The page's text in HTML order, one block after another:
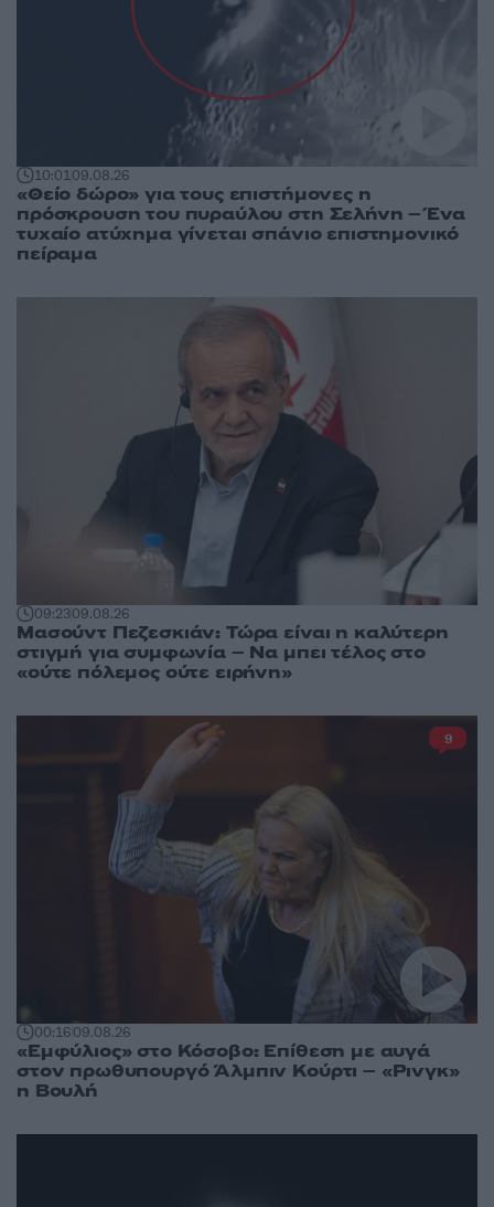
10:0109.08.26
«Θείο δώρο» για τους επιστήμονες η
πρόσκρουση του πυραύλου στη Σελήνη – Ένα
τυχαίο ατύχημα γίνεται σπάνιο επιστημονικό
πείραμα
09:2309.08.26
Μασούντ Πεζεσκιάν: Τώρα είναι η καλύτερη
στιγμή για συμφωνία – Να μπει τέλος στο
«ούτε πόλεμος ούτε ειρήνη»
00:1609.08.26
«Εμφύλιος» στο Κόσοβο: Επίθεση με αυγά
στον πρωθυπουργό Άλμπιν Κούρτι – «Ρινγκ»
η Βουλή
9